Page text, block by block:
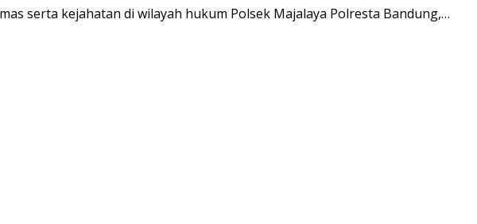
serta kejahatan di wilayah hukum Polsek Majalaya Polresta Bandung,…